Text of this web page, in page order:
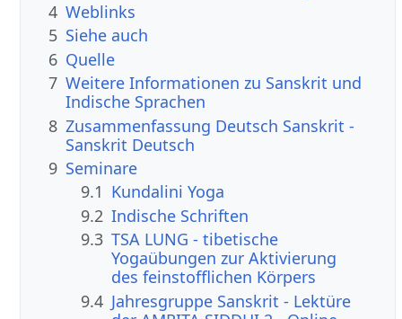
4 Weblinks
5 Siehe auch
6 Quelle
7 Weitere Informationen zu Sanskrit und
Indische Sprachen
8 Zusammenfassung Deutsch Sanskrit -
Sanskrit Deutsch
9 Seminare
9.1 Kundalini Yoga
9.2 Indische Schriften
9.3 TSA LUNG - tibetische
Yogaübungen zur Aktivierung
des feinstofflichen Körpers
9.4 Jahresgruppe Sanskrit - Lektüre